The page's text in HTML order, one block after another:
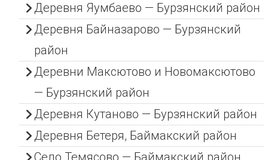
Деревня Яумбаево — Бурзянский район
Деревня Байназарово — Бурзянский
район
Деревни Максютово и Новомаксютово
— Бурзянский район
Деревня Кутаново — Бурзянский район
Деревня Бетеря, Баймакский район